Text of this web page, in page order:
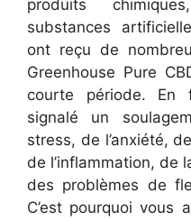
produits
substances
ont reçu de
Greenhouse Pure
courte période. En
signalé un
stress, de l’anxiété,
de l’inflammation, de
des problèmes de
C’est pourquoi vous